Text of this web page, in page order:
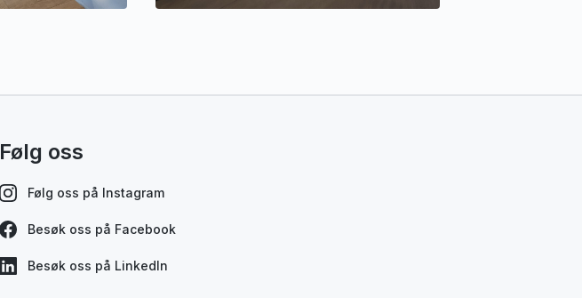
Følg oss
Følg oss på Instagram
Besøk oss på Facebook
Besøk oss på LinkedIn